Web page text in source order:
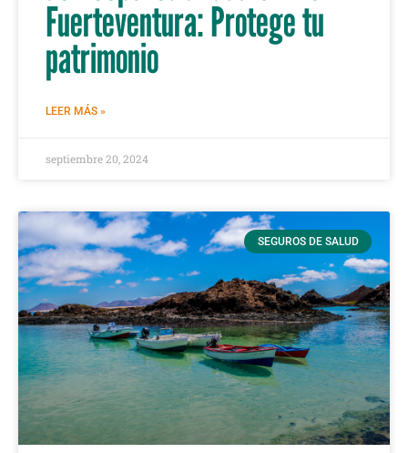
Fuerteventura: Protege tu
patrimonio
LEER MÁS »
septiembre 20, 2024
SEGUROS DE SALUD